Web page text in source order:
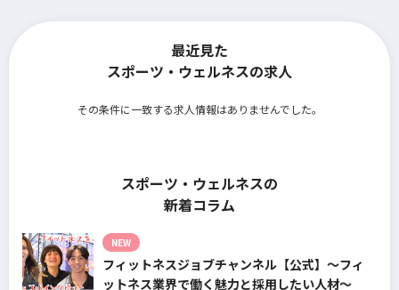
最近見た
スポーツ・ウェルネスの求人
その条件に一致する求人情報はありませんでした。
スポーツ・ウェルネスの
新着コラム
NEW
フィットネスジョブチャンネル【公式】～フィ
ットネス業界で働く魅力と採用したい人材～